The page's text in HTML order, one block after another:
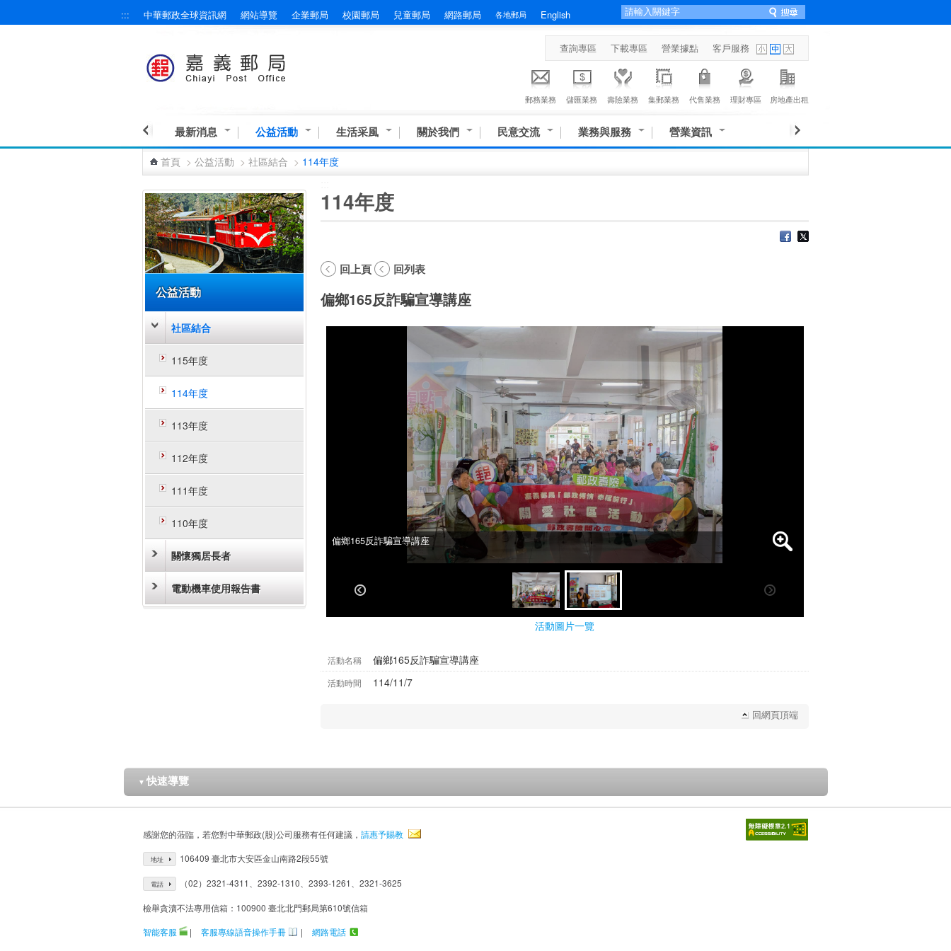
::: 中華郵政全球資訊網 網站導覽 企業郵局 校園郵局 兒童郵局 網路郵局 各地郵局 English
查詢專區 下載專區 營業據點 客戶服務
郵務業務 儲匯業務 壽險業務 集郵業務 代售業務 理財專區 房地產出租
最新消息 公益活動 生活采風 關於我們 民意交流 業務與服務 營業資訊
首頁 > 公益活動 > 社區結合 > 114年度
公益活動
社區結合
115年度
114年度
113年度
112年度
111年度
110年度
關懷獨居長者
電動機車使用報告書
114年度
回上頁 回列表
偏鄉165反詐騙宣導講座
偏鄉165反詐騙宣導講座
偏鄉165反詐騙宣導講座
活動圖片一覽
活動名稱 偏鄉165反詐騙宣導講座
活動時間 114/11/7
回網頁頂端
▼ 快速導覽
感謝您的蒞臨，若您對中華郵政(股)公司服務有任何建議， 請惠予賜教
地址 106409 臺北市大安區金山南路2段55號
電話 （02）2321-4311、2392-1310、2393-1261、2321-3625
檢舉貪瀆不法專用信箱：100900 臺北北門郵局第610號信箱
智能客服
| 客服專線語音操作手冊 |
網路電話